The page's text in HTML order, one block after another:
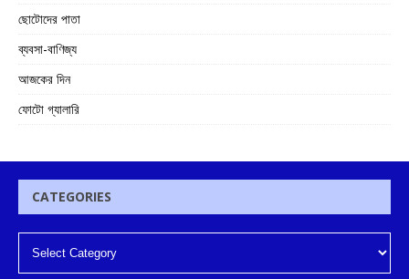
ছোটোদের পাতা
ব্যবসা-বাণিজ্য
আজকের দিন
ফোটো গ্যালারি
CATEGORIES